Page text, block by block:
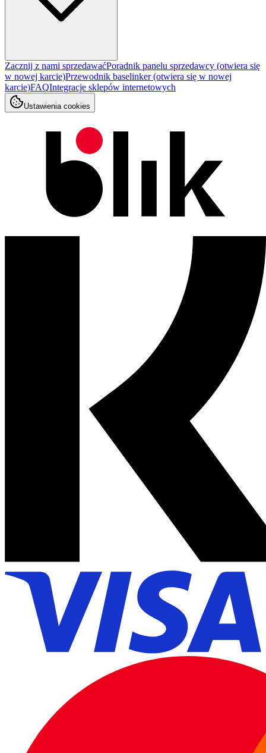
Zacznij z nami sprzedawaćPoradnik panelu sprzedawcy (otwiera się
w nowej karcie)Przewodnik baselinker(otwiera się w nowej
karcie)FAQIntegracje sklepów internetowych
Ustawienia cookies